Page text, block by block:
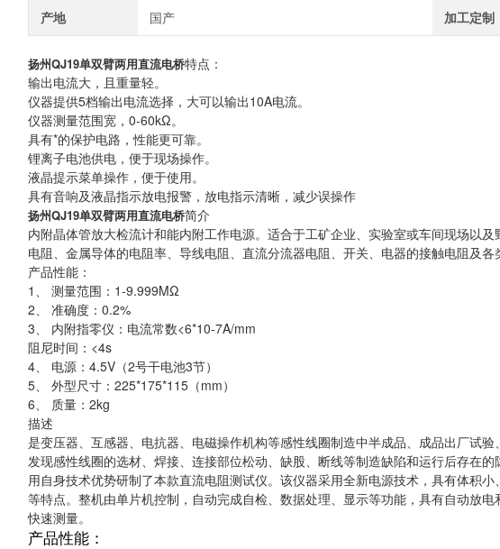
产地 国产 加工定制
扬州QJ19单双臂两用直流电桥特点：
输出电流大，且重量轻。
仪器提供5档输出电流选择，大可以输出10A电流。
仪器测量范围宽，0-60kΩ。
具有*的保护电路，性能更可靠。
锂离子电池供电，便于现场操作。
液晶提示菜单操作，便于使用。
具有音响及液晶指示放电报警，放电指示清晰，减少误操作
扬州QJ19单双臂两用直流电桥简介
内附晶体管放大检流计和能内附工作电源。适合于工矿企业、实验室或车间现场以
电阻、金属导体的电阻率、导线电阻、直流分流器电阻、开关、电器的接触电阻及
产品性能：
1、 测量范围：1-9.999MΩ
2、 准确度：0.2%
3、 内附指零仪：电流常数<6*10-7A/mm
阻尼时间：<4s
4、 电源：4.5V（2号干电池3节）
5、 外型尺寸：225*175*115（mm）
6、 质量：2kg
描述
是变压器、互感器、电抗器、电磁操作机构等感性线圈制造中半成品、成品出厂试
发现感性线圈的选材、焊接、连接部位松动、缺股、断线等制造缺陷和运行后存在
用自身技术优势研制了本款直流电阻测试仪。该仪器采用全新电源技术，具有体积
等特点。整机由单片机控制，自动完成自检、数据处理、显示等功能，具有自动放
快速测量。
产品性能：